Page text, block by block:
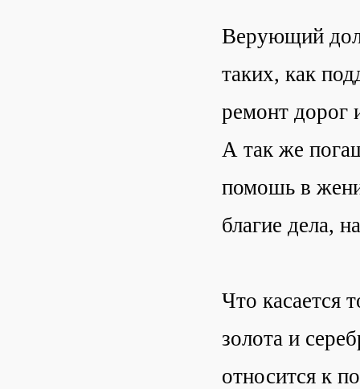
Верующий
таких, как
ремонт дорог
А так же
помошь в
благие дела,
Что касается
золота и
относится к